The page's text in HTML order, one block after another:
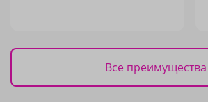
Все преимущества